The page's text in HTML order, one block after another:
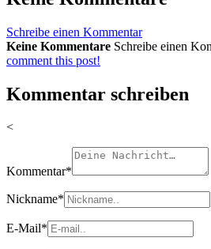
Schreibe einen Kommentar
Keine Kommentare Schreibe einen
comment this post!
Kommentar schreiben
<
Kommentar*
Nickname*
E-Mail*